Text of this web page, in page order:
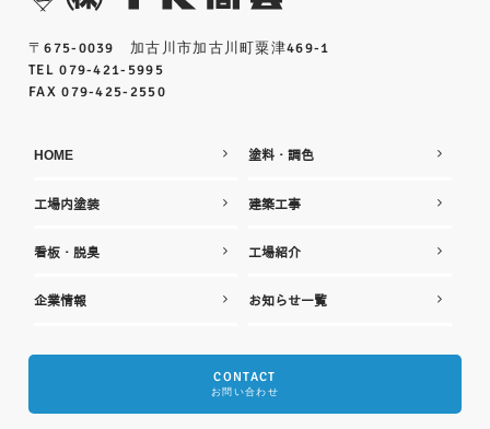
〒675-0039 加古川市加古川町粟津469-1
TEL 079-421-5995
FAX 079-425-2550
HOME 塗料・調色
工場内塗装 建築工事
看板・脱臭 工場紹介
企業情報 お知らせ一覧
CONTACT
お問い合わせ